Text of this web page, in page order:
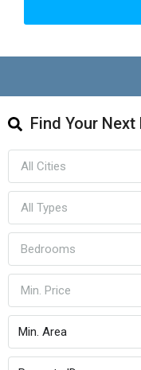
Find Your Next
All Cities
All Types
Bedrooms
Min. Price